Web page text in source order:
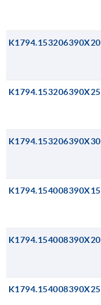
K1794.153206390X20
K1794.153206390X25
K1794.153206390X30
K1794.154008390X15
K1794.154008390X20
K1794.154008390X25